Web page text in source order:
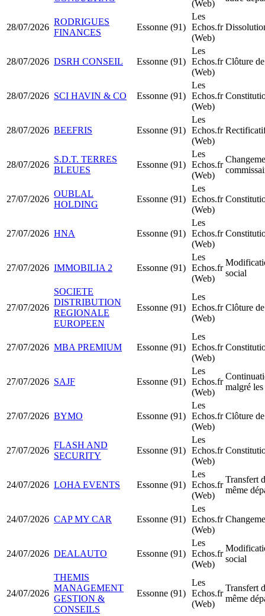
(Web)
28/07/2026
RODRIGUES
FINANCES
Essonne (91)
Les
Echos.fr
(Web)
28/07/2026 DSRH CONSEIL Essonne (91)
Les
Echos.fr
(Web)
Clôture
28/07/2026 SCI HAVIN & CO Essonne (91)
Les
Echos.fr
(Web)
28/07/2026 BEEFRIS Essonne (91)
Les
Echos.fr
(Web)
28/07/2026
S.D.T. TERRES
BLEUES
Essonne (91)
Les
Echos.fr
(Web)
27/07/2026
OUBLAL
HOLDING
Essonne (91)
Les
Echos.fr
(Web)
27/07/2026 HNA Essonne (91)
Les
Echos.fr
(Web)
27/07/2026 IMMOBILIA 2 Essonne (91)
Les
Echos.fr
(Web)
social
27/07/2026
SOCIETE
DISTRIBUTION
REGIONALE
EUROPEEN
Essonne (91)
Les
Echos.fr
(Web)
Clôture
27/07/2026 MBA PREMIUM Essonne (91)
Les
Echos.fr
(Web)
27/07/2026 SAJF Essonne (91)
Les
Echos.fr
(Web)
malgré les
27/07/2026 BYMO Essonne (91)
Les
Echos.fr
(Web)
Clôture
27/07/2026
FLASH AND
SECURITY
Essonne (91)
Les
Echos.fr
(Web)
24/07/2026 LOHA EVENTS Essonne (91)
Les
Echos.fr
(Web)
Transfert
même
24/07/2026 CAP MY CAR Essonne (91)
Les
Echos.fr
(Web)
24/07/2026 DEALAUTO Essonne (91)
Les
Echos.fr
(Web)
social
24/07/2026
THEMIS
MANAGEMENT
GESTION &
CONSEILS
Essonne (91)
Les
Echos.fr
(Web)
Transfert
même